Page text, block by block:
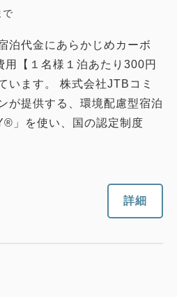
で
泊代金にあらかじめカーボ
用【１名様１泊あたり300円
います。 株式会社JTBコミ
が提供する、環境配慮型宿泊
」を使い、国の認定制度
詳細